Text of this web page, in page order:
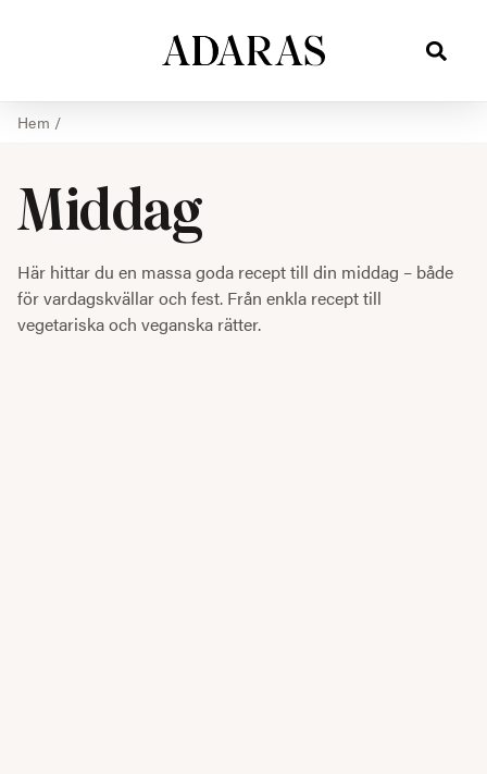
Hem /
Middag
Här hittar du en massa goda recept till din middag – både
för vardagskvällar och fest. Från enkla recept till
vegetariska och veganska rätter.